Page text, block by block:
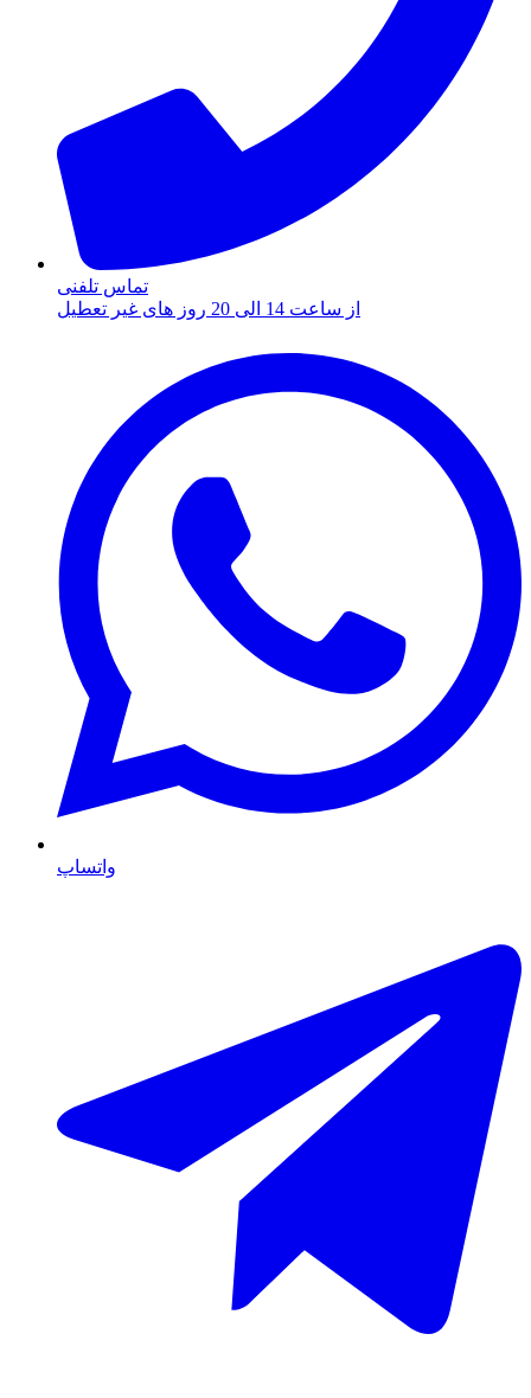
تماس تلفنی
از ساعت 14 الی 20 روز های غیر تعطیل
واتساپ